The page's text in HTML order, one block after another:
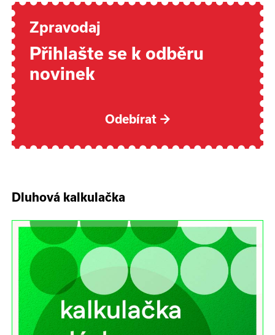
Zpravodaj
Přihlašte se k odběru
novinek
Odebírat →
Dluhová kalkulačka